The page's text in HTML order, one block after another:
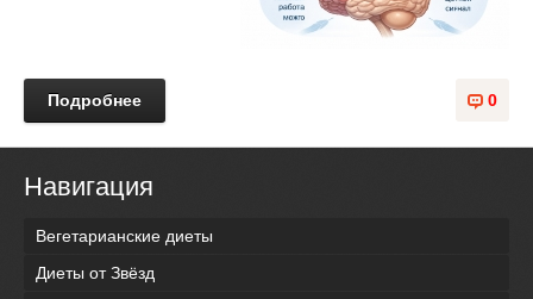
0
Подробнее
Навигация
Вегетарианские диеты
Диеты от Звёзд